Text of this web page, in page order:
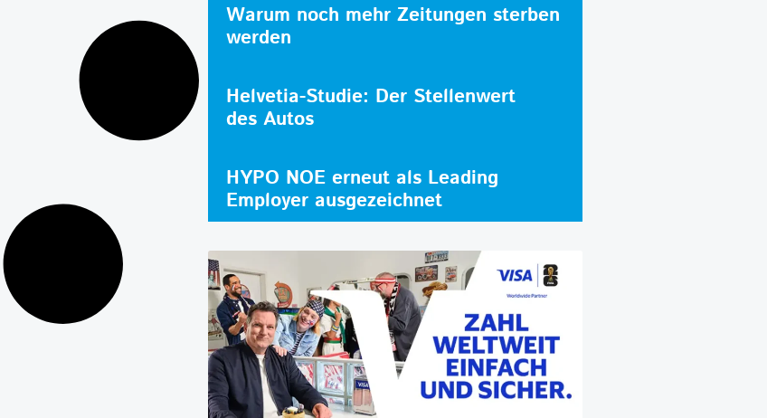
Warum noch mehr Zeitungen sterben
werden
Helvetia-Studie: Der Stellenwert
des Autos
HYPO NOE erneut als Leading
Employer ausgezeichnet